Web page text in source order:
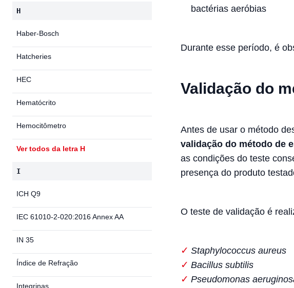
bactérias aeróbias
Durante esse período, é
Validação do
Antes de usar o método
validação do método de
as condições do teste
presença do produto
O teste de validação é
Staphylococcus aureus
Bacillus subtilis
Pseudomonas
H
Haber-Bosch
Hatcheries
HEC
Hematócrito
Hemocitômetro
Ver todos da letra H
I
ICH Q9
IEC 61010-2-020:2016 Annex AA
IN 35
Índice de Refração
Integrinas